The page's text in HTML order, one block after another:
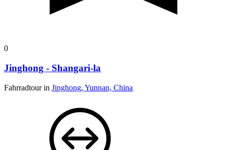
0
Jinghong - Shangari-la
Fahrradtour in Jinghong, Yunnan, China